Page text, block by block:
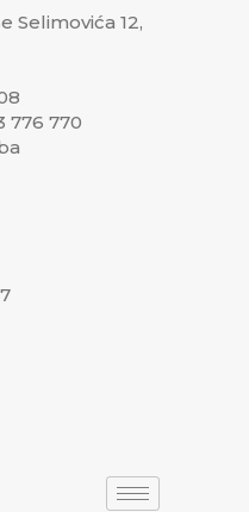
Selimovića 12,
776 770